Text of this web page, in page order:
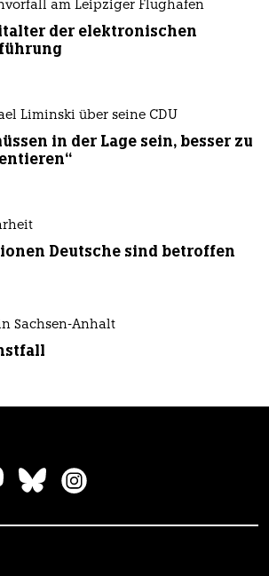
am Leipziger Flughafen
der elektronischen
Liminski über seine CDU
in der Lage sein, besser zu
Deutsche sind betroffen
Sachsen-Anhalt